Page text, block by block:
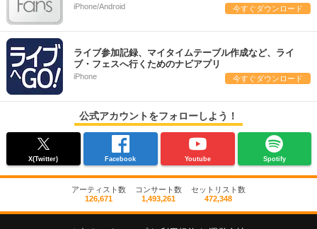
iPhone/Android 今すぐダウンロード
ライブ参加記録、マイタイムテーブル作成など、ライ
ブ・フェスへ行くためのナビアプリ
iPhone 今すぐダウンロード
公式アカウントをフォローしよう！
X(Twitter) Facebook Youtube Spotify
アーティスト数
126,671
コンサート数
1,493,261
セットリスト数
472,348